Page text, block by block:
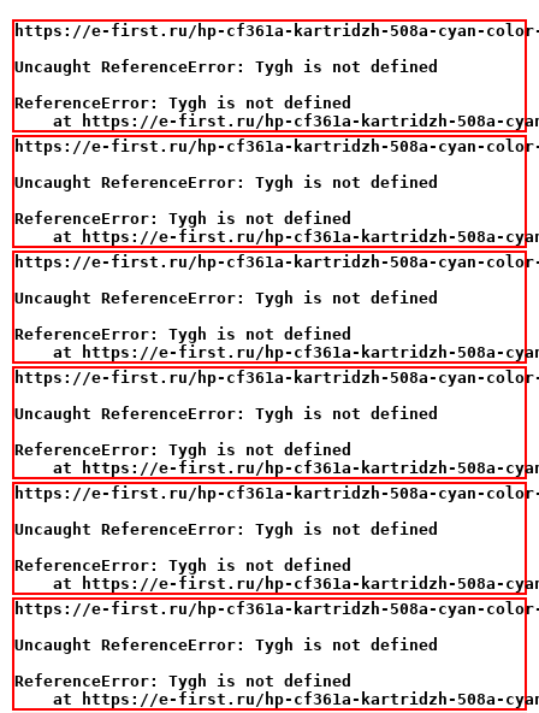
https://e-first.ru/hp-cf361a-kartridzh-508a-cyan-color-
Uncaught ReferenceError: Tygh is not defined
ReferenceError: Tygh is not defined
at https://e-first.ru/hp-cf361a-kartridzh-508a-
https://e-first.ru/hp-cf361a-kartridzh-508a-cyan-color-
Uncaught ReferenceError: Tygh is not defined
ReferenceError: Tygh is not defined
at https://e-first.ru/hp-cf361a-kartridzh-508a-
https://e-first.ru/hp-cf361a-kartridzh-508a-cyan-color-
Uncaught ReferenceError: Tygh is not defined
ReferenceError: Tygh is not defined
at https://e-first.ru/hp-cf361a-kartridzh-508a-
https://e-first.ru/hp-cf361a-kartridzh-508a-cyan-color-
Uncaught ReferenceError: Tygh is not defined
ReferenceError: Tygh is not defined
at https://e-first.ru/hp-cf361a-kartridzh-508a-
https://e-first.ru/hp-cf361a-kartridzh-508a-cyan-color-
Uncaught ReferenceError: Tygh is not defined
ReferenceError: Tygh is not defined
at https://e-first.ru/hp-cf361a-kartridzh-508a-
https://e-first.ru/hp-cf361a-kartridzh-508a-cyan-color-
Uncaught ReferenceError: Tygh is not defined
ReferenceError: Tygh is not defined
at https://e-first.ru/hp-cf361a-kartridzh-508a-